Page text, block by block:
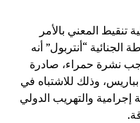
المعني بالأمر
الجنائية “أنتربول” أنه
نشرة حمراء، صادرة
وذلك للاشتباه في
والتهريب الدولي